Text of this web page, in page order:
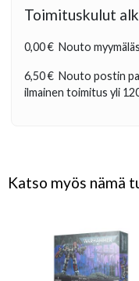
Toimituskulut
0,00 € Nouto
6,50 € Nouto postin
ilmainen toimitus yli
Katso myös nämä